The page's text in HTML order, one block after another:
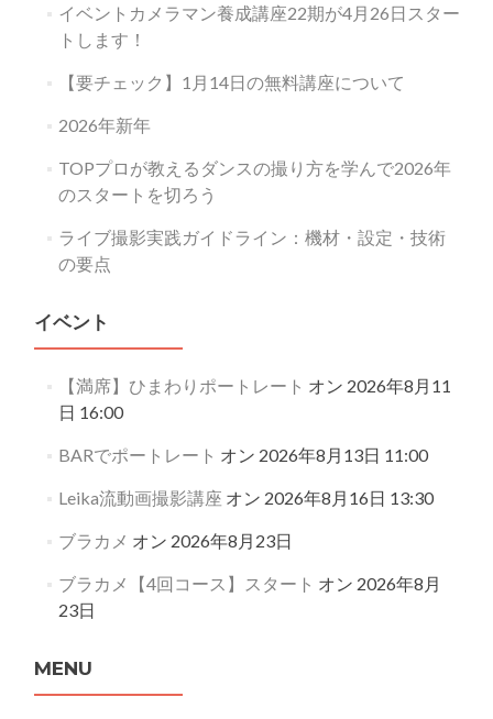
イベントカメラマン養成講座22期が4月26日スター
トします！
【要チェック】1月14日の無料講座について
2026年新年
TOPプロが教えるダンスの撮り方を学んで2026年
のスタートを切ろう
ライブ撮影実践ガイドライン：機材・設定・技術
の要点
イベント
【満席】ひまわりポートレート オン 2026年8月11
日 16:00
BARでポートレート オン 2026年8月13日 11:00
Leika流動画撮影講座 オン 2026年8月16日 13:30
ブラカメ オン 2026年8月23日
ブラカメ【4回コース】スタート オン 2026年8月
23日
MENU